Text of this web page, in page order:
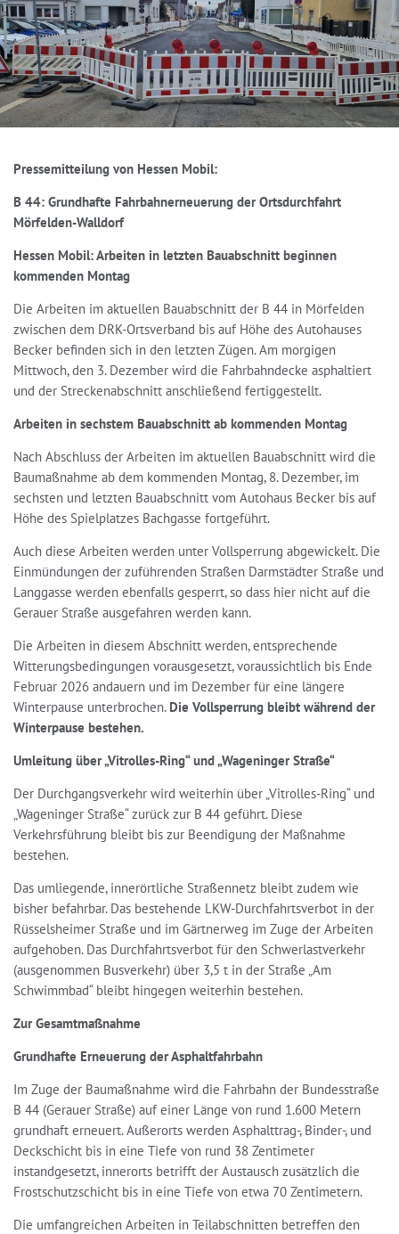
Pressemitteilung von Hessen Mobil:
B 44: Grundhafte Fahrbahnerneuerung der Ortsdurchfahrt
Mörfelden-Walldorf
Hessen Mobil: Arbeiten in letzten Bauabschnitt beginnen
kommenden Montag
Die Arbeiten im aktuellen Bauabschnitt der B 44 in Mörfelden
zwischen dem DRK-Ortsverband bis auf Höhe des Autohauses
Becker befinden sich in den letzten Zügen. Am morgigen
Mittwoch, den 3. Dezember wird die Fahrbahndecke asphaltiert
und der Streckenabschnitt anschließend fertiggestellt.
Arbeiten in sechstem Bauabschnitt ab kommenden Montag
Nach Abschluss der Arbeiten im aktuellen Bauabschnitt wird die
Baumaßnahme ab dem kommenden Montag, 8. Dezember, im
sechsten und letzten Bauabschnitt vom Autohaus Becker bis auf
Höhe des Spielplatzes Bachgasse fortgeführt.
Auch diese Arbeiten werden unter Vollsperrung abgewickelt. Die
Einmündungen der zuführenden Straßen Darmstädter Straße und
Langgasse werden ebenfalls gesperrt, so dass hier nicht auf die
Gerauer Straße ausgefahren werden kann.
Die Arbeiten in diesem Abschnitt werden, entsprechende
Witterungsbedingungen vorausgesetzt, voraussichtlich bis Ende
Februar 2026 andauern und im Dezember für eine längere
Winterpause unterbrochen. Die Vollsperrung bleibt während der
Winterpause bestehen.
Umleitung über „Vitrolles-Ring“ und „Wageninger Straße“
Der Durchgangsverkehr wird weiterhin über „Vitrolles-Ring“ und
„Wageninger Straße“ zurück zur B 44 geführt. Diese
Verkehrsführung bleibt bis zur Beendigung der Maßnahme
bestehen.
Das umliegende, innerörtliche Straßennetz bleibt zudem wie
bisher befahrbar. Das bestehende LKW-Durchfahrtsverbot in der
Rüsselsheimer Straße und im Gärtnerweg im Zuge der Arbeiten
aufgehoben. Das Durchfahrtsverbot für den Schwerlastverkehr
(ausgenommen Busverkehr) über 3,5 t in der Straße „Am
Schwimmbad“ bleibt hingegen weiterhin bestehen.
Zur Gesamtmaßnahme
Grundhafte Erneuerung der Asphaltfahrbahn
Im Zuge der Baumaßnahme wird die Fahrbahn der Bundesstraße
B 44 (Gerauer Straße) auf einer Länge von rund 1.600 Metern
grundhaft erneuert. Außerorts werden Asphalttrag-, Binder-, und
Deckschicht bis in eine Tiefe von rund 38 Zentimeter
instandgesetzt, innerorts betrifft der Austausch zusätzlich die
Frostschutzschicht bis in eine Tiefe von etwa 70 Zentimetern.
Die umfangreichen Arbeiten in Teilabschnitten betreffen den